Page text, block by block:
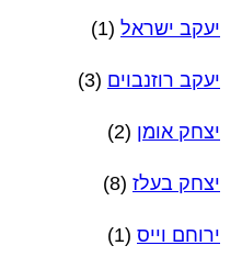
יעקב ישראל (1)
יעקב רוזנבוים (3)
יצחק אומן (2)
יצחק בעלז (8)
ירוחם וייס (1)